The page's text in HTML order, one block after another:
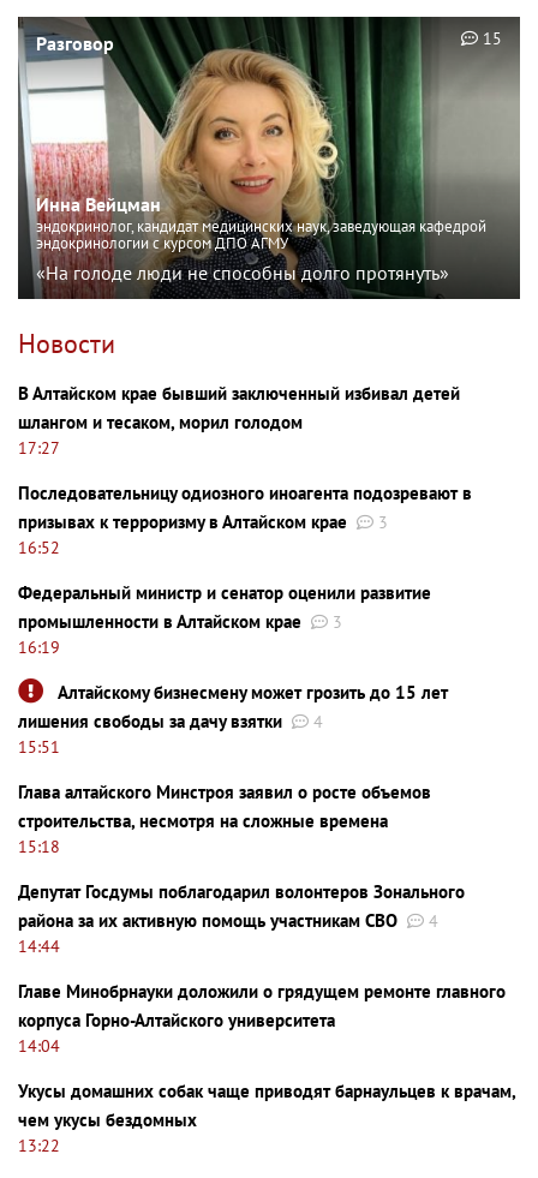
Разговор
Инна Вейцман
эндокринолог, кандидат медицинских наук, заведующая кафедрой
эндокринологии с курсом ДПО АГМУ
«На голоде люди не способны долго протянуть»
15
Новости
В Алтайском крае бывший заключенный избивал детей
шлангом и тесаком, морил голодом
17:27
Последовательницу одиозного иноагента подозревают в
призывах к терроризму в Алтайском крае
3
16:52
Федеральный министр и сенатор оценили развитие
промышленности в Алтайском крае
3
16:19
Алтайскому бизнесмену может грозить до 15 лет
лишения свободы за дачу взятки
4
15:51
Глава алтайского Минстроя заявил о росте объемов
строительства, несмотря на сложные времена
15:18
Депутат Госдумы поблагодарил волонтеров Зонального
района за их активную помощь участникам СВО
4
14:44
Главе Минобрнауки доложили о грядущем ремонте главного
корпуса Горно-Алтайского университета
14:04
Укусы домашних собак чаще приводят барнаульцев к врачам,
чем укусы бездомных
13:22